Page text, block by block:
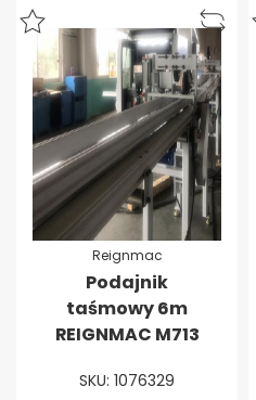
Reignmac
Podajnik
taśmowy 6m
REIGNMAC M713
SKU: 1076329